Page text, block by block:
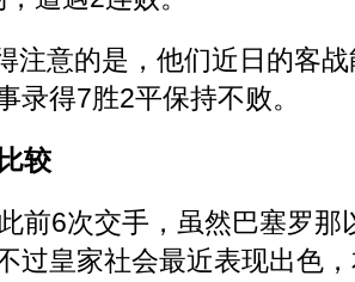
意的是，他们近日的客战
录得7胜2平保持不败。
较
6次交手，虽然巴塞罗那
过皇家社会最近表现出色